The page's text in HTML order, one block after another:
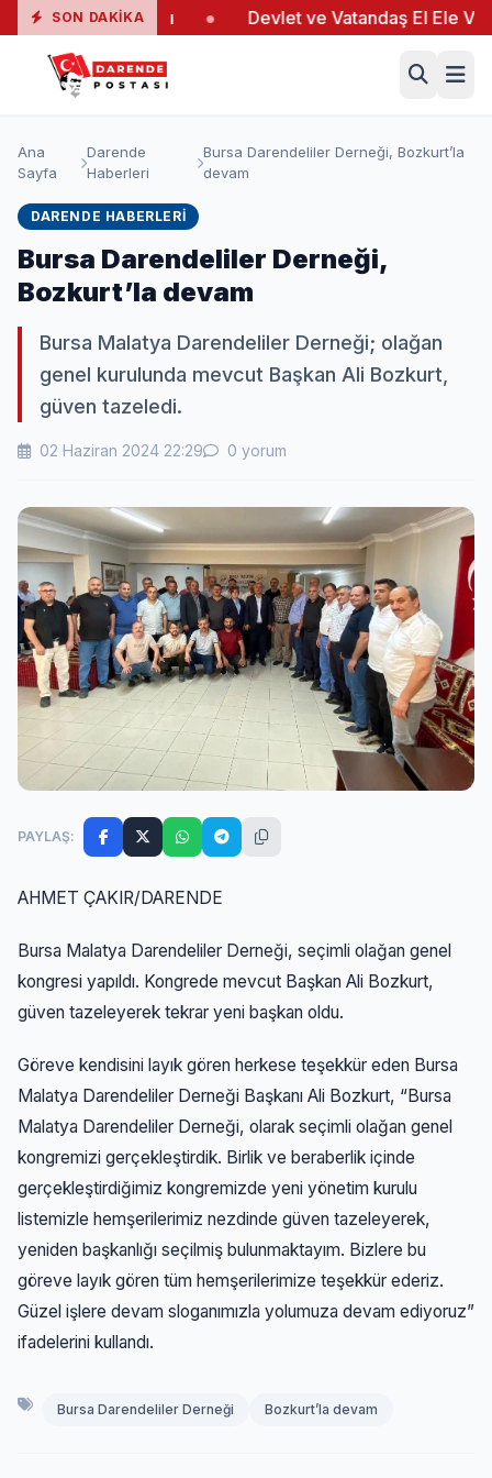
SON DAKIKA
19 Yaralı Devlet ve Vatandaş El Ele Verdi
Ana
Sayfa
Darende
Haberleri
Bursa Darendeliler Derneği, Bozkurt’la
devam
DARENDE HABERLERI
Bursa Darendeliler Derneği,
Bozkurt’la devam
Bursa Malatya Darendeliler Derneği; olağan
genel kurulunda mevcut Başkan Ali Bozkurt,
güven tazeledi.
02 Haziran 2024 22:29 0 yorum
PAYLAŞ:
AHMET ÇAKIR/DARENDE
Bursa Malatya Darendeliler Derneği, seçimli olağan genel
kongresi yapıldı. Kongrede mevcut Başkan Ali Bozkurt,
güven tazeleyerek tekrar yeni başkan oldu.
Göreve kendisini layık gören herkese teşekkür eden Bursa
Malatya Darendeliler Derneği Başkanı Ali Bozkurt, “Bursa
Malatya Darendeliler Derneği, olarak seçimli olağan genel
kongremizi gerçekleştirdik. Birlik ve beraberlik içinde
gerçekleştirdiğimiz kongremizde yeni yönetim kurulu
listemizle hemşerilerimiz nezdinde güven tazeleyerek,
yeniden başkanlığı seçilmiş bulunmaktayım. Bizlere bu
göreve layık gören tüm hemşerilerimize teşekkür ederiz.
Güzel işlere devam sloganımızla yolumuza devam ediyoruz”
ifadelerini kullandı.
Bursa Darendeliler Derneği Bozkurt’la devam